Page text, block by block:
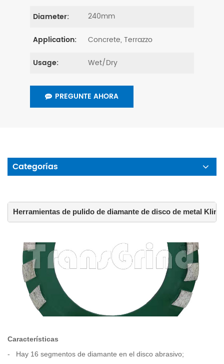
Diameter: 240mm
Application: Concrete, Terrazzo
Usage: Wet/Dry
PREGUNTE AHORA
Categorías
Herramientas de pulido de diamante de disco de metal
Características
- Hay 16 segmentos de diamante en el disco abrasivo;